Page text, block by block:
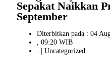
Sepakat Naikkan
September
Diterbitkan pada : 04
, 09:20 WIB
. | Uncategorized